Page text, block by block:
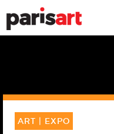
ART | EXPO